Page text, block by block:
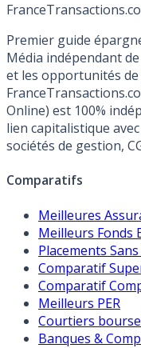
France
Premier guide
Média indépendant
et les opportunités de
Online) est 100%
lien capitalistique
sociétés de gestion,
Comparatifs
Meilleures
Meilleurs Fonds
Placements
Comparatif
Comparatif
Meilleurs PER
Courtiers bourse
Banques &